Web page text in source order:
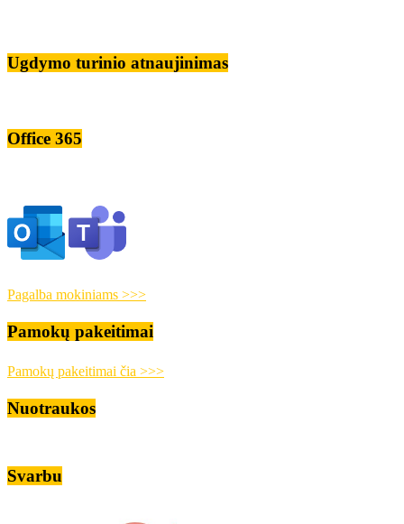
Ugdymo turinio atnaujinimas
Office 365
Pagalba mokiniams >>>
Pamokų pakeitimai
Pamokų pakeitimai čia >>>
Nuotraukos
Svarbu